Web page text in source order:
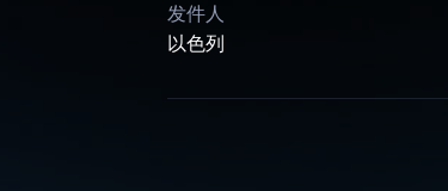
发件人
以色列